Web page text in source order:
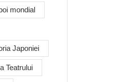
mondial
Japoniei
Teatrului